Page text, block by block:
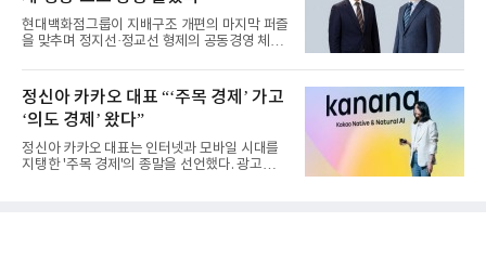
현대백화점그룹이 지배구조 개편의 마지막 퍼즐
을 맞추며 정지선·정교선 형제의 공동경영 체제
정신아 카카오 대표 “‘주목 경제’ 가고
‘의도 경제’ 왔다”
정신아 카카오 대표는 인터넷과 모바일 시대를
지탱한 '주목 경제'의 종말을 선언했다. 광고를